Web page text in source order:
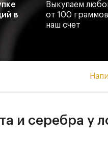
в
Выкупаем
от 100
наш счет
и серебра у